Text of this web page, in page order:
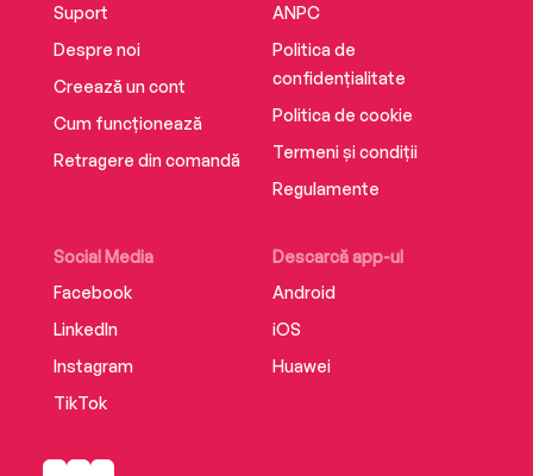
Suport
Despre noi
Creează un cont
Cum funcționează
Retragere din comandă
Social Media
Facebook
LinkedIn
Instagram
TikTok
Descarcă app-ul
Android
iOS
Huawei
ANPC
Politica de
confidențialitate
Politica de cookie
Termeni și condiții
Regulamente